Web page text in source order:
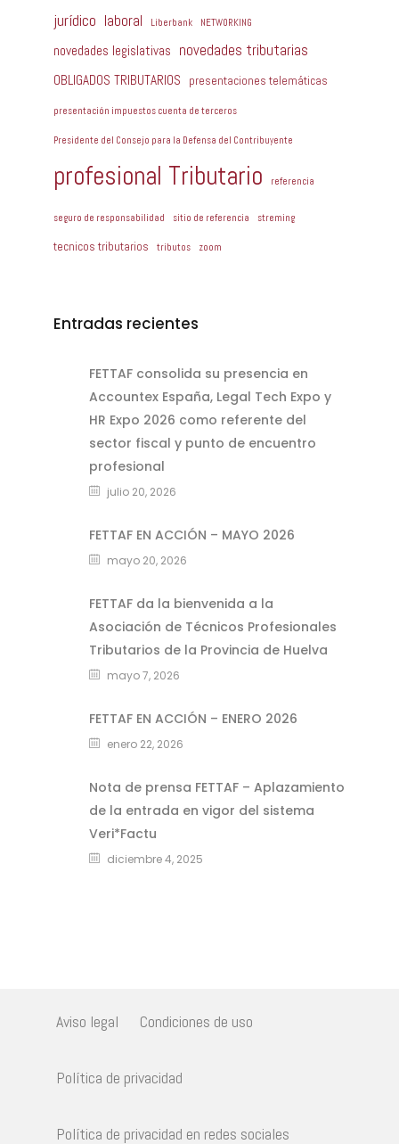
jurídico laboral Liberbank NETWORKING
novedades legislativas novedades tributarias
OBLIGADOS TRIBUTARIOS presentaciones telemáticas
presentación impuestos cuenta de terceros
Presidente del Consejo para la Defensa del Contribuyente
profesional Tributario referencia
seguro de responsabilidad sitio de referencia streming
tecnicos tributarios tributos zoom
Entradas recientes
FETTAF consolida su presencia en
Accountex España, Legal Tech Expo y
HR Expo 2026 como referente del
sector fiscal y punto de encuentro
profesional
julio 20, 2026
FETTAF EN ACCIÓN – MAYO 2026
mayo 20, 2026
FETTAF da la bienvenida a la
Asociación de Técnicos Profesionales
Tributarios de la Provincia de Huelva
mayo 7, 2026
FETTAF EN ACCIÓN – ENERO 2026
enero 22, 2026
Nota de prensa FETTAF – Aplazamiento
de la entrada en vigor del sistema
Veri*Factu
diciembre 4, 2025
Aviso legal Condiciones de uso
Política de privacidad
Política de privacidad en redes sociales